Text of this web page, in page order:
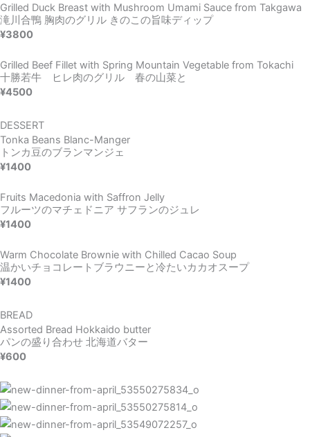
Grilled Duck Breast with Mushroom Umami Sauce from Takgawa
滝川合鴨 胸肉のグリル きのこの旨味ディップ
¥3800
Grilled Beef Fillet with Spring Mountain Vegetable from Tokachi
十勝若牛 ヒレ肉のグリル 春の山菜と
¥4500
DESSERT
Tonka Beans Blanc-Manger​
トンカ豆のブランマンジェ​
¥1400
Fruits Macedonia with Saffron Jelly
フルーツのマチェドニア サフランのジュレ
¥1400
Warm Chocolate Brownie with Chilled Cacao Soup
温かいチョコレートブラウニーと冷たいカカオスープ
¥1400
BREAD
Assorted Bread Hokkaido butter
パンの盛り合わせ 北海道バター
¥600